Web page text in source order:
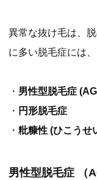
異常な抜け毛は、
に多い脱毛症には
・ 男性型脱毛症
・ 円形脱毛症
・ 粃糠性 (ひこうせ
男性型脱毛症 （